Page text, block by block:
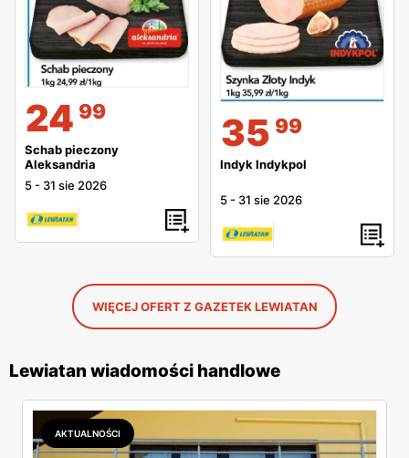
24 99
Schab pieczony
Aleksandria
5 - 31 sie 2026
35 99
Indyk Indykpol
5 - 31 sie 2026
WIĘCEJ OFERT Z GAZETEK LEWIATAN
Lewiatan wiadomości handlowe
AKTUALNOŚCI